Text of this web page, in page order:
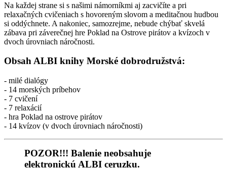
Na každej strane si s našimi námorníkmi aj zacvičíte a pri
relaxačných cvičeniach s hovoreným slovom a meditačnou hudbou
si oddýchnete. A nakoniec, samozrejme, nebude chýbať skvelá
zábava pri záverečnej hre Poklad na Ostrove pirátov a kvízoch v
dvoch úrovniach náročnosti.
Obsah ALBI knihy Morské dobrodružstvá:
- milé dialógy
- 14 morských príbehov
- 7 cvičení
- 7 relaxácií
- hra Poklad na ostrove pirátov
- 14 kvízov (v dvoch úrovniach náročnosti)
POZOR!!! Balenie neobsahuje
elektronickú ALBI ceruzku.